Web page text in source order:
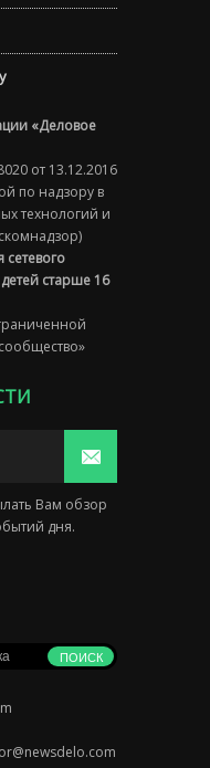
«Деловое
от 13.12.2016
по надзору в
технологий и
старше 16
Вам обзор
дня.